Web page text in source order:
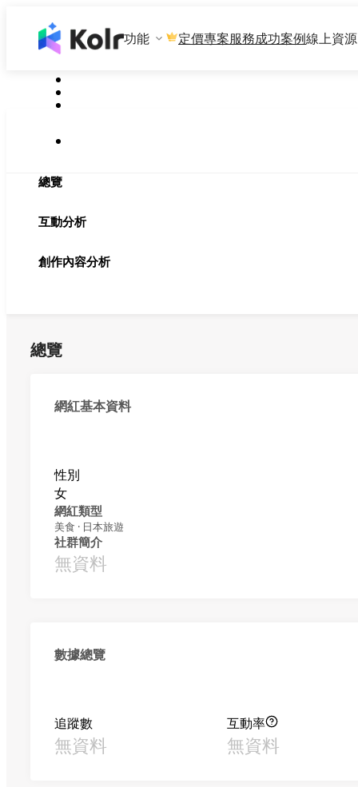
功能 定價專案服務成功案例線上資源
總覽
互動分析
創作內容分析
總覽
網紅基本資料
性別
女
網紅類型
美食 · 日本旅遊
社群簡介
無資料
數據總覽
追蹤數
無資料
互動率
無資料